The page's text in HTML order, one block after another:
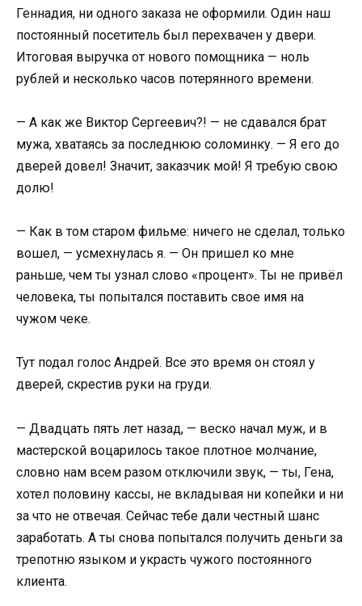
Геннадия, ни одного заказа не оформили. Один наш
постоянный посетитель был перехвачен у двери.
Итоговая выручка от нового помощника — ноль
рублей и несколько часов потерянного времени.
— А как же Виктор Сергеевич?! — не сдавался брат
мужа, хватаясь за последнюю соломинку. — Я его до
дверей довел! Значит, заказчик мой! Я требую свою
долю!
— Как в том старом фильме: ничего не сделал, только
вошел, — усмехнулась я. — Он пришел ко мне
раньше, чем ты узнал слово «процент». Ты не привёл
человека, ты попытался поставить свое имя на
чужом чеке.
Тут подал голос Андрей. Все это время он стоял у
дверей, скрестив руки на груди.
— Двадцать пять лет назад, — веско начал муж, и в
мастерской воцарилось такое плотное молчание,
словно нам всем разом отключили звук, — ты, Гена,
хотел половину кассы, не вкладывая ни копейки и ни
за что не отвечая. Сейчас тебе дали честный шанс
заработать. А ты снова попытался получить деньги за
трепотню языком и украсть чужого постоянного
клиента.